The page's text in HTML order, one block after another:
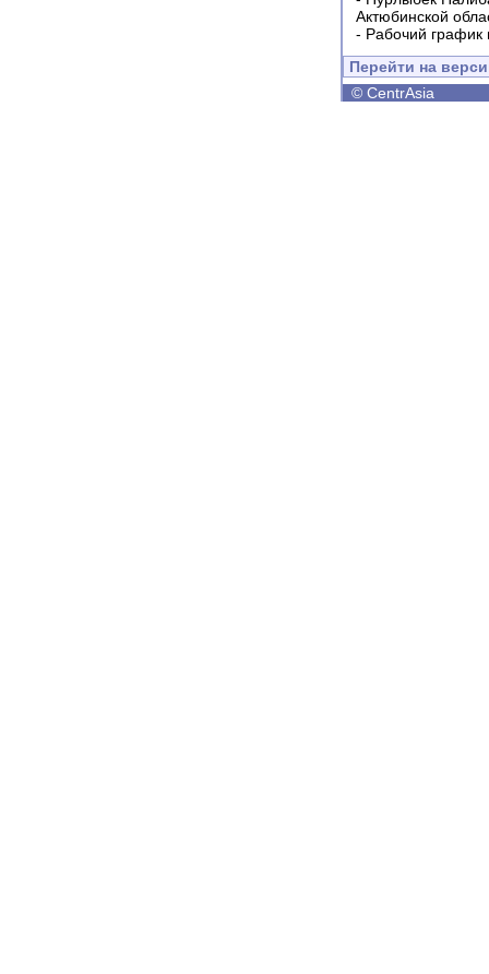
Актюбинской
- Рабочий график
Перейти на
© CentrAsia